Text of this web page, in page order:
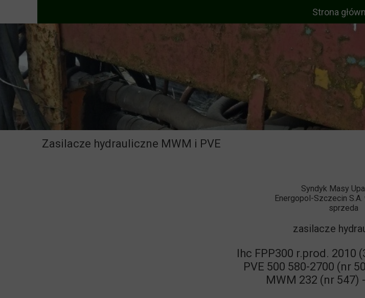
Strona
Zasilacze hydrauliczne MWM i PVE
Syndyk Masy
Energopol-Szczecin
sprzeda
zasilacze
Ihc FPP300 r.prod. 2010
PVE 500 580-2700 (nr
MWM 232 (nr 547)